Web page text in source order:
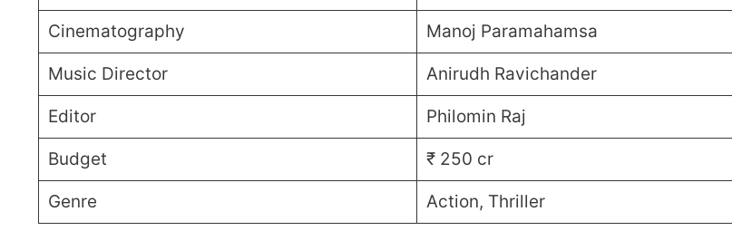
Cinematography Manoj Paramahamsa
Music Director Anirudh Ravichander
Editor Philomin Raj
Budget ₹ 250 cr
Genre Action, Thriller